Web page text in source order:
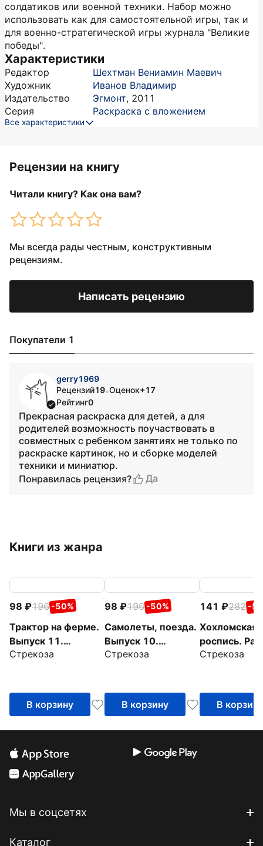
солдатиков или военной техники. Набор можно
использовать как для самостоятельной игры, так и
для военно-стратегической игры журнала "Великие
победы".
Характеристики
Редактор
Шехтман Вениамин Маевич
Художник
Иванов Владимир
Издательство
Эгмонт, 2011
Серия
Раскраска с вложением
Все характеристики
Рецензии на книгу
Читали книгу? Как она вам?
Мы всегда рады честным, конструктивным
рецензиям.
Написать рецензию
Покупатели 1
gerry1969
Рецензий19•Оценок+17
Рейтинг0
Прекрасная раскраска для детей, а для
родителей возможность поучаствовать в
совместных с ребенком занятиях не только по
раскраске картинок, но и сборке моделей
техники и миниатюр.
Понравилась рецензия?
Да
Книги из жанра
98 196 -50%
Трактор на ферме.
Выпуск 11.
Раскраска с
Стрекоза
В корзину
98 196 -50%
Самолеты, поезда.
Выпуск 10.
Раскраска с
Стрекоза
В корзину
141 282 -
Хохломская
роспись.
с
Стрекоза
В корзину
Мы в соцсетях
Каталог